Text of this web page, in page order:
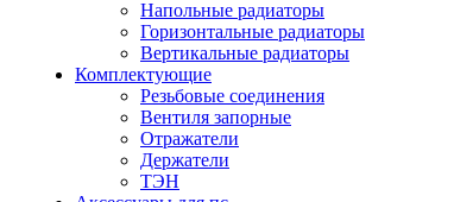
Напольные радиаторы
Горизонтальные радиаторы
Вертикальные радиаторы
Комплектующие
Резьбовые соединения
Вентиля запорные
Отражатели
Держатели
ТЭН